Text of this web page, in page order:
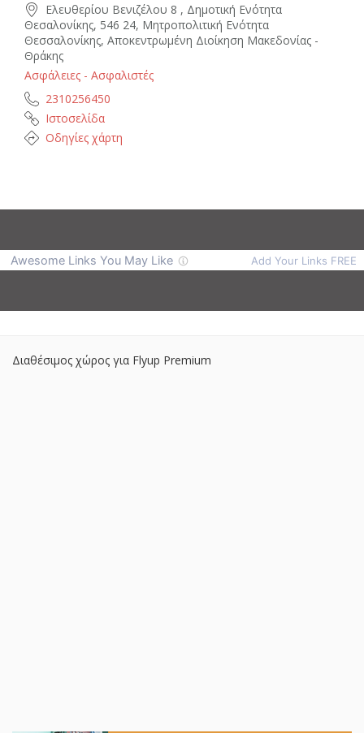
Ελευθερίου Βενιζέλου 8 , Δημοτική Ενότητα
Θεσαλονίκης, 546 24, Μητροπολιτική Ενότητα
Θεσσαλονίκης, Αποκεντρωμένη Διοίκηση Μακεδονίας -
Θράκης
Ασφάλειες - Ασφαλιστές
2310256450
Ιστοσελίδα
Οδηγίες χάρτη
Διαθέσιμος χώρος για Flyup Premium